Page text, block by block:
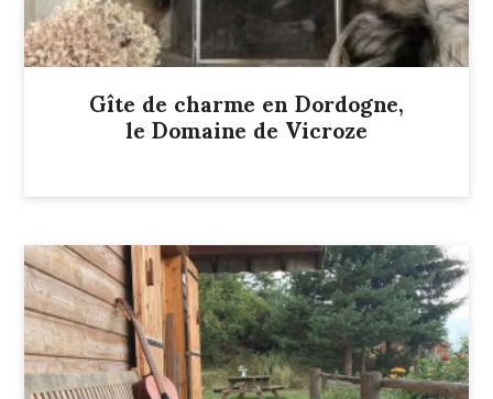
Gîte de charme en Dordogne,
le Domaine de Vicroze